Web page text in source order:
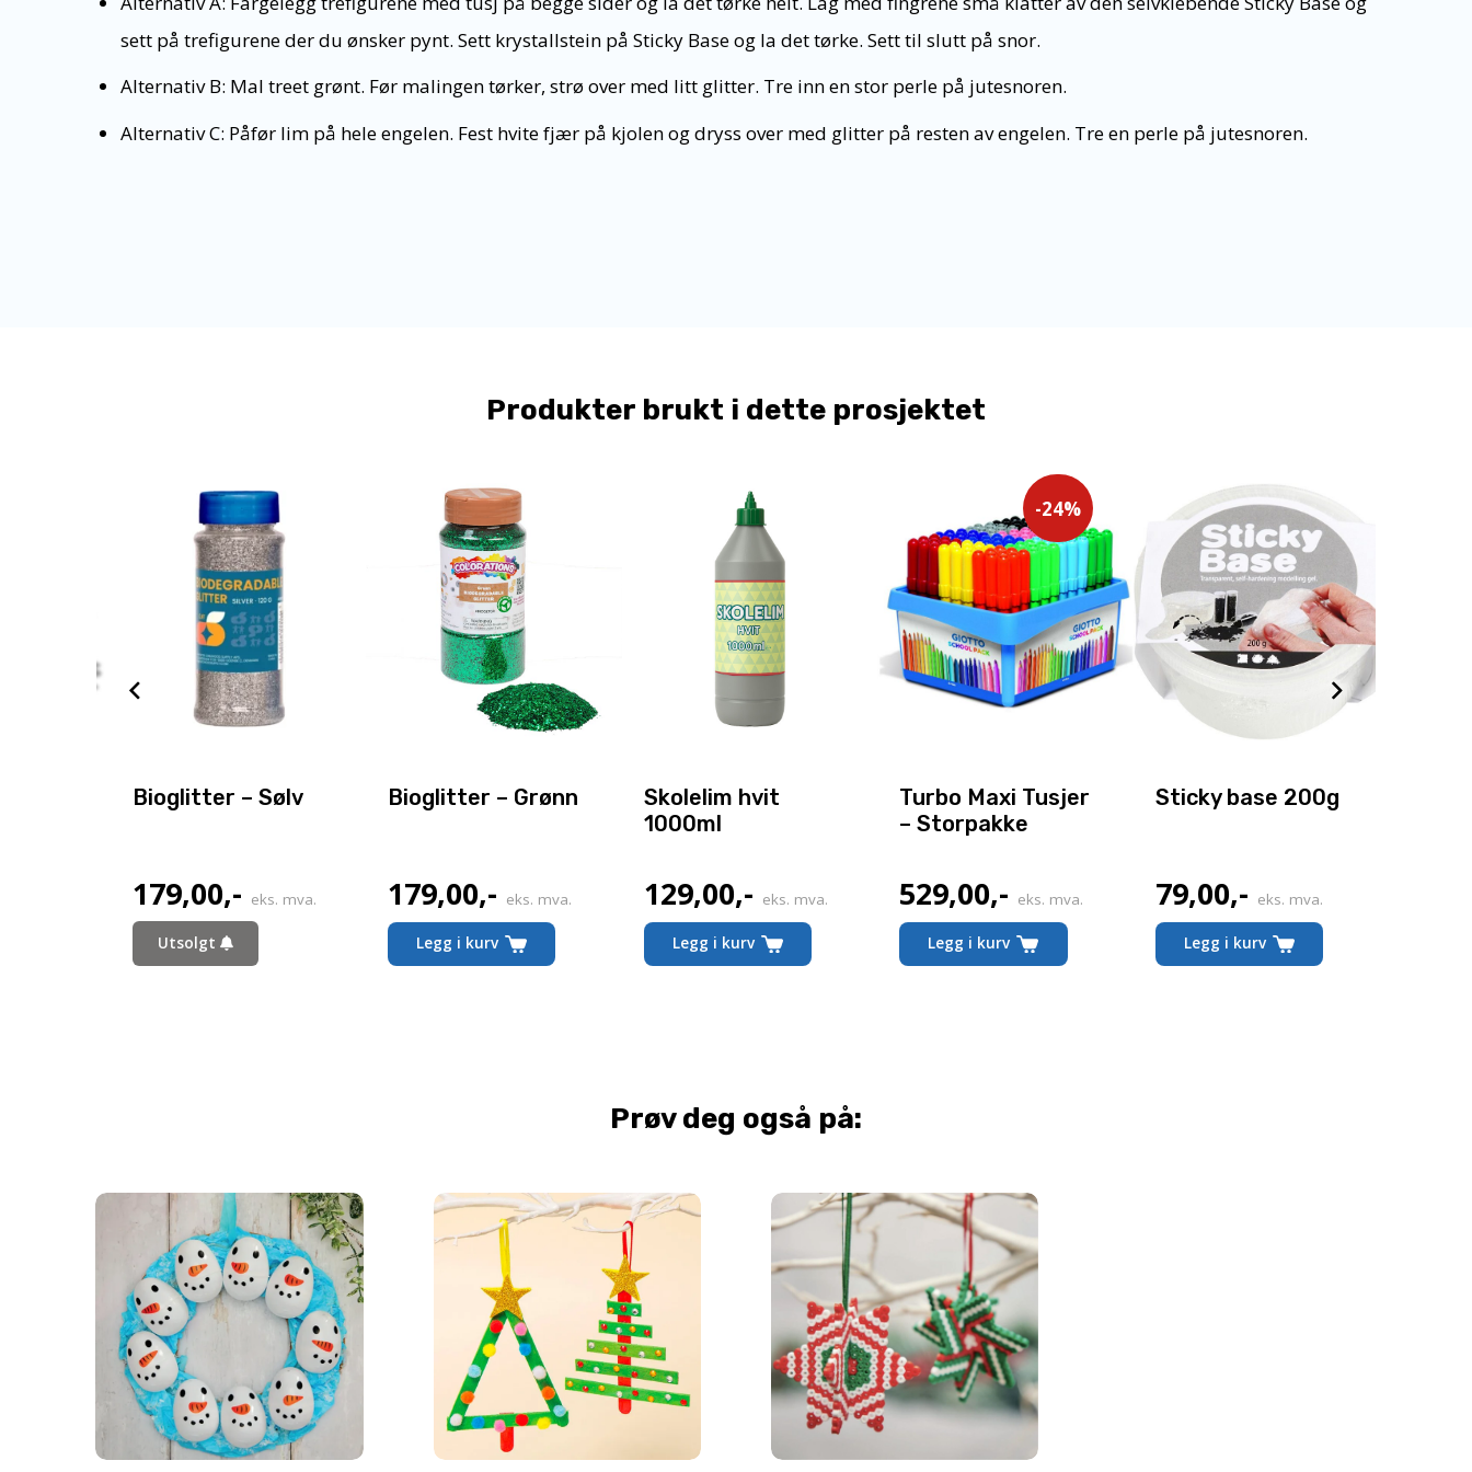
sett på trefigurene der du ønsker pynt. Sett krystallstein på Sticky Base og la det tørke. Sett til slutt på snor.
Alternativ B: Mal treet grønt. Før malingen tørker, strø over med litt glitter. Tre inn en stor perle på jutesnoren.
Alternativ C: Påfør lim på hele engelen. Fest hvite fjær på kjolen og dryss over med glitter på resten av engelen. Tre en perle på jutesnoren.
Produkter brukt i dette prosjektet
Bioglitter – Sølv
179,00,- eks. mva.
Utsolgt
Bioglitter – Grønn
179,00,- eks. mva.
Legg i kurv
Skolelim hvit
1000ml
129,00,- eks. mva.
Legg i kurv
-24%
Turbo Maxi Tusjer
– Storpakke
529,00,-
Nåværende
pris
er:
eks. mva.
Legg i kurv
Sticky base 200g
79,00,- eks. mva.
Legg i kurv
Prøv deg også på: